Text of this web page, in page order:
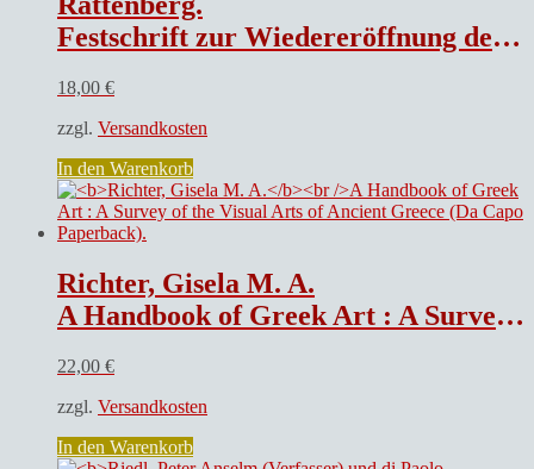
Festschrift zur Wiedereröffnung der Stadtpfarrkirche zum Hl. Virgil in Rattenberg
18,00 €
zzgl. Versandkosten
In den Warenkorb
Richter, Gisela M. A.
A Handbook of Greek Art : A Survey of the Visual Arts of Ancient Greece (Da Capo Paperback).
22,00 €
zzgl. Versandkosten
In den Warenkorb